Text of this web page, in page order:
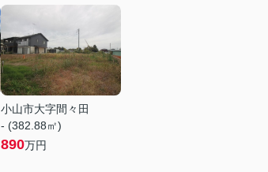
小山市大字間々田
- (382.88㎡)
890万円